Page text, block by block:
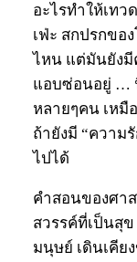
อะไรทำให้เท
เฟ่ะ สกปรกขอ
ไหน แต่มันยังมี
แอบซ่อนอยู่ …
หลายๆคน เหมื
ถ้ายังมี “ความ
ไปได้
คำสอนของศา
สวรรค์ที่เป็นสุข
มนุษย์ เดินเคีย